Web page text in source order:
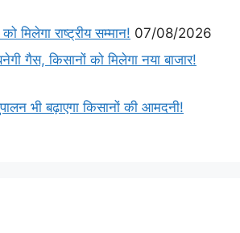
मिलेगा राष्ट्रीय सम्मान! 07/08/2026
गैस, किसानों को मिलेगा नया बाजार!
भी बढ़ाएगा किसानों की आमदनी!